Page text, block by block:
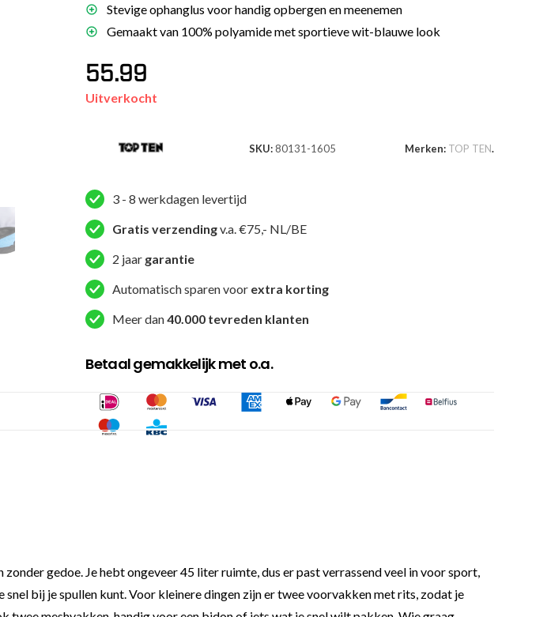
Stevige ophanglus voor handig opbergen en meenemen
Gemaakt van 100% polyamide met sportieve wit-blauwe look
55.99
Uitverkocht
SKU:80131-1605 Merken: TOP TEN.
3 - 8 werkdagen levertijd
Gratis verzendingv.a. €75,- NL/BE
2 jaar garantie
Automatisch sparen voor extra korting
Meer dan40.000 tevreden klanten
Betaal gemakkelijk met o.a.
gedoe. Je hebt ongeveer 45 liter ruimte, dus er past verrassend veel in voor sport,
bij je spullen kunt. Voor kleinere dingen zijn er twee voorvakken met rits, zodat je